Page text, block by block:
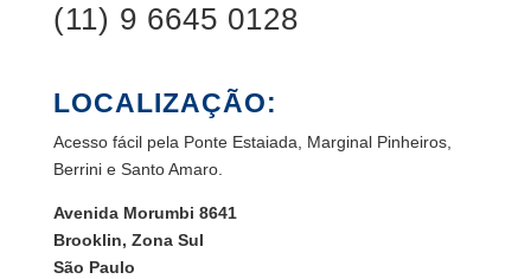
(11) 9 6645 0128
LOCALIZAÇÃO:
Acesso fácil pela Ponte Estaiada, Marginal Pinheiros,
Berrini e Santo Amaro.
Avenida Morumbi 8641
Brooklin, Zona Sul
São Paulo